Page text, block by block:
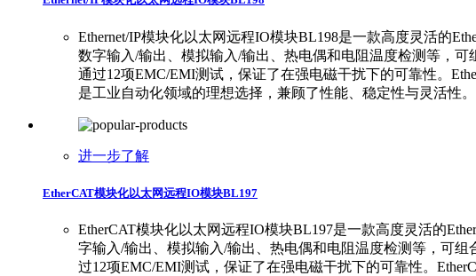
Ethernet/IP模块化以太网远程IO模块BL198是一款高度灵活的
数字输入/输出、模拟输入/输出、热电偶和电阻温度检测等，
通过12项EMC/EMI测试，保证了在强电磁干扰下的可靠性。
是工业自动化领域的理想选择，兼顾了性能、稳定性与灵活性。
进一步了解
EtherCAT模块化以太网远程IO模块BL197
EtherCAT模块化以太网远程IO模块BL197是一款高度灵活的
字输入/输出、模拟输入/输出、热电偶和电阻温度检测等，可
过12项EMC/EMI测试，保证了在强电磁干扰下的可靠性。